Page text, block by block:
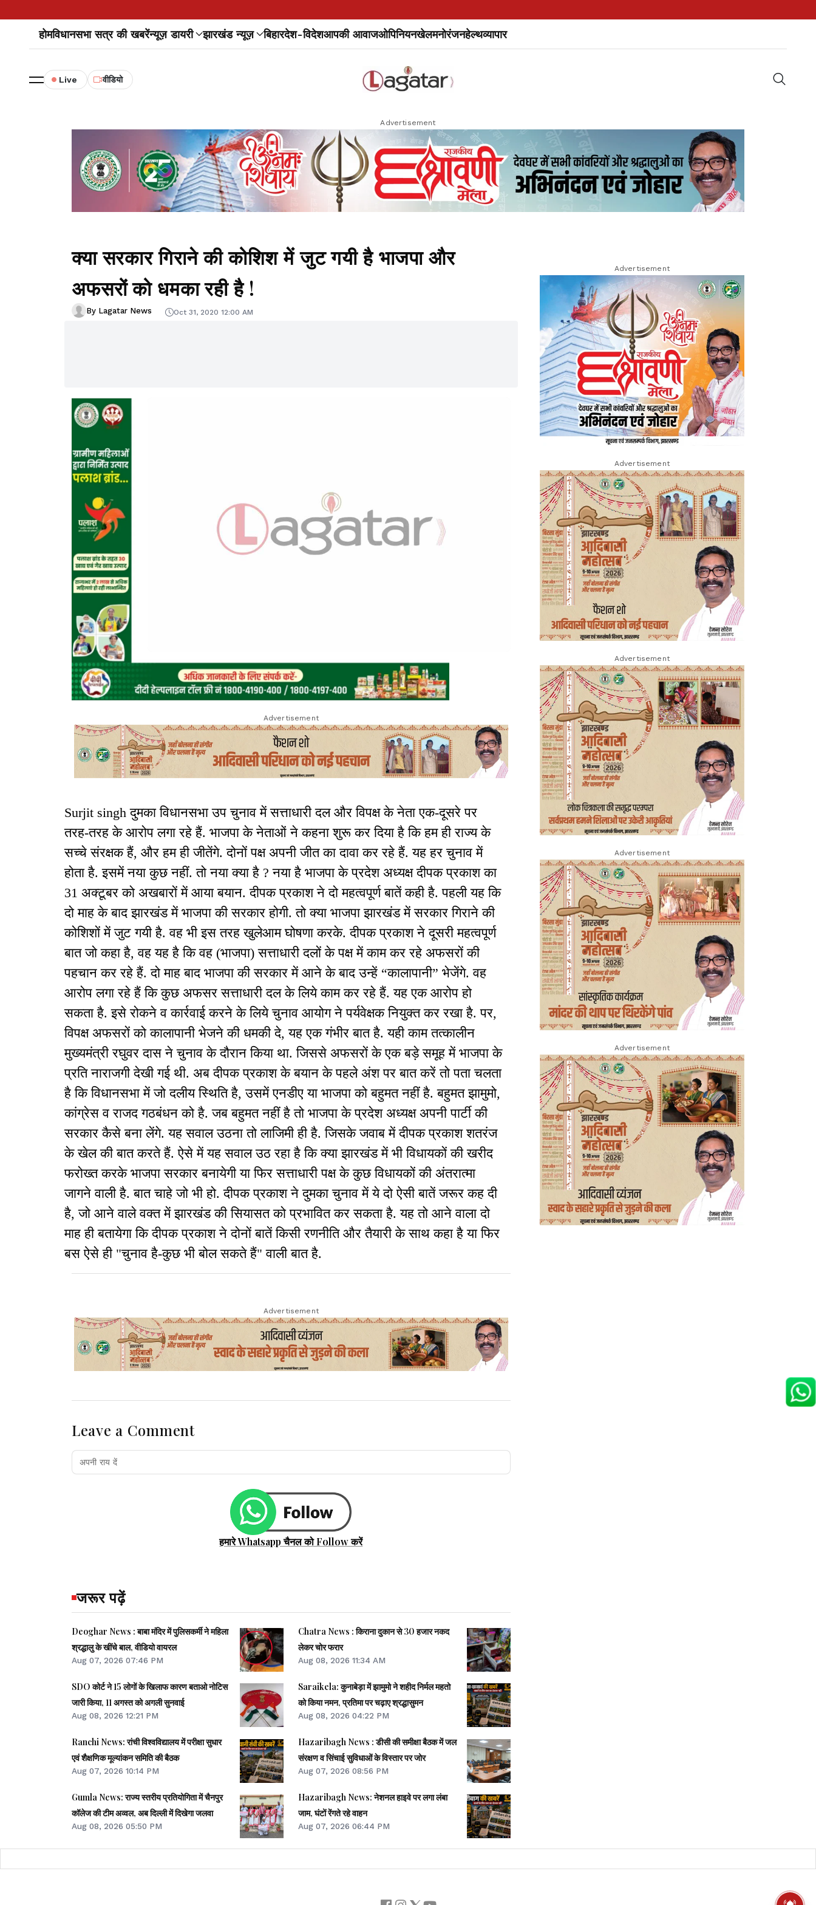
होमविधानसभा सत्र की खबरेंन्यूज़ डायरी झारखंड न्यूज़ बिहारदेश-विदेशआपकी आवाजओपिनियनखेलमनोरंजनहेल्थव्यापार
Live वीडियो
Advertisement
क्या सरकार गिराने की कोशिश में जुट गयी है भाजपा और
अफसरों को धमका रही है !
By Lagatar News Oct 31, 2020 12:00 AM
Advertisement
Surjit singh दुमका विधानसभा उप चुनाव में सत्ताधारी दल और विपक्ष के नेता एक-दूसरे पर
तरह-तरह के आरोप लगा रहे हैं. भाजपा के नेताओं ने कहना शुरू कर दिया है कि हम ही राज्‍य के
सच्चे संरक्षक हैं, और हम ही जीतेंगे. दोनों पक्ष अपनी जीत का दावा कर रहे हैं. यह हर चुनाव में
होता है. इसमें नया कुछ नहीं. तो नया क्या है ? नया है भाजपा के प्रदेश अध्यक्ष दीपक प्रकाश का
31 अक्टूबर को अखबारों में आया बयान. दीपक प्रकाश ने दो महत्वपूर्ण बातें कही है. पहली यह कि
दो माह के बाद झारखंड में भाजपा की सरकार होगी. तो क्या भाजपा झारखंड में सरकार गिराने की
कोशिशों में जुट गयी है. वह भी इस तरह खुलेआम घोषणा करके. दीपक प्रकाश ने दूसरी महत्वपूर्ण
बात जो कहा है, वह यह है कि वह (भाजपा) सत्ताधारी दलों के पक्ष में काम कर रहे अफसरों की
पहचान कर रहे हैं. दो माह बाद भाजपा की सरकार में आने के बाद उन्हें “कालापानी” भेजेंगे. वह
आरोप लगा रहे हैं कि कुछ अफसर सत्ताधारी दल के लिये काम कर रहे हैं. यह एक आरोप हो
सकता है. इसे रोकने व कार्रवाई करने के लिये चुनाव आयोग ने पर्यवेक्षक नियुक्त कर रखा है. पर,
विपक्ष अफसरों को कालापानी भेजने की धमकी दे, यह एक गंभीर बात है. यही काम तत्कालीन
मुख्यमंत्री रघुवर दास ने चुनाव के दौरान किया था. जिससे अफसरों के एक बड़े समूह में भाजपा के
प्रति नाराजगी देखी गई थी. अब दीपक प्रकाश के बयान के पहले अंश पर बात करें तो पता चलता
है कि विधानसभा में जो दलीय स्थिति है, उसमें एनडीए या भाजपा को बहुमत नहीं है. बहुमत झामुमो,
कांग्रेस व राजद गठबंधन को है. जब बहुमत नहीं है तो भाजपा के प्रदेश अध्यक्ष अपनी पार्टी की
सरकार कैसे बना लेंगे. यह सवाल उठना तो लाजिमी ही है. जिसके जवाब में दीपक प्रकाश शतरंज
के खेल की बात करते हैं. ऐसे में यह सवाल उठ रहा है कि क्या झारखंड में भी विधायकों की खरीद
फरोख्त करके भाजपा सरकार बनायेगी या फिर सत्ताधारी पक्ष के कुछ विधायकों की अंतरात्मा
जागने वाली है. बात चाहे जो भी हो. दीपक प्रकाश ने दुमका चुनाव में ये दो ऐसी बातें जरूर कह दी
है, जो आने वाले वक्त में झारखंड की सियासत को प्रभावित कर सकता है. यह तो आने वाला दो
माह ही बतायेगा कि दीपक प्रकाश ने दोनों बातें किसी रणनीति और तैयारी के साथ कहा है या फिर
बस ऐसे ही "चुनाव है-कुछ भी बोल सकते हैं" वाली बात है.
Advertisement
Leave a Comment
हमारे Whatsapp चैनल को Follow करें
जरूर पढ़ें
Deoghar News : बाबा मंदिर में पुलिसकर्मी ने महिला
श्रद्धालु के खींचे बाल, वीडियो वायरल
Aug 07, 2026 07:46 PM
SDO कोर्ट ने 15 लोगों के खिलाफ कारण बताओ नोटिस
जारी किया, 11 अगस्त को अगली सुनवाई
Aug 08, 2026 12:21 PM
Ranchi News: रांची विश्वविद्यालय में परीक्षा सुधार
एवं शैक्षणिक मूल्यांकन समिति की बैठक
Aug 07, 2026 10:14 PM
Gumla News: राज्य स्तरीय प्रतियोगिता में चैनपुर
कॉलेज की टीम अव्वल, अब दिल्ली में दिखेगा जलवा
Aug 08, 2026 05:50 PM
Chatra News : किराना दुकान से 30 हजार नकद
लेकर चोर फरार
Aug 08, 2026 11:34 AM
Saraikela: कुनाबेड़ा में झामुमो ने शहीद निर्मल महतो
को किया नमन, प्रतिमा पर चढ़ाए श्रद्धासुमन
Aug 08, 2026 04:22 PM
Hazaribagh News : डीसी की समीक्षा बैठक में जल
संरक्षण व सिंचाई सुविधाओं के विस्तार पर जोर
Aug 07, 2026 08:56 PM
Hazaribagh News: नेशनल हाइवे पर लगा लंबा
जाम, घंटों रेंगते रहे वाहन
Aug 07, 2026 06:44 PM
Advertisement
Advertisement
Advertisement
Advertisement
Advertisement